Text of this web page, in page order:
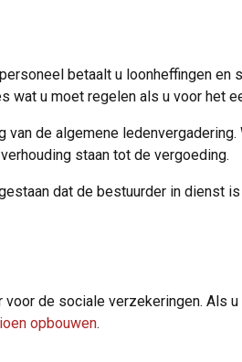
betaalt u loonheffingen
wat u moet regelen als u voor het
de algemene
staan tot de vergoeding.
dat de bestuurder in dienst
de sociale verzekeringen. Als
opbouwen.